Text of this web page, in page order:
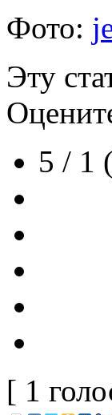
Фото:
Эту
5 / 1
[ 1